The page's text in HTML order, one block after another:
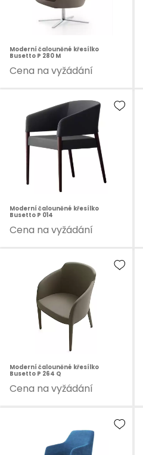
Moderní čalouněné křesílko
Busetto P 280 M
Cena na vyžádání
Moderní čalouněné křesílko
Busetto P 014
Cena na vyžádání
Moderní čalouněné křesílko
Busetto P 264 Q
Cena na vyžádání